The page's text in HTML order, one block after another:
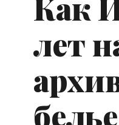
Как
лет
белье